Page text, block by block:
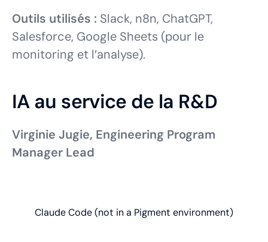
Outils utilisés : Slack, n8n, ChatGPT,
Salesforce, Google Sheets (pour le
monitoring et l’analyse).
IA au service de la R&D
Virginie Jugie, Engineering Program
Manager Lead
Claude Code (not in a Pigment environment)